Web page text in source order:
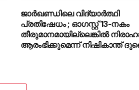
ജാർഖണ്ഡിലെ വിദ്യാർത്ഥി
പ്രതിഷേധം ; ഓഗസ്റ്റ് 13-നകം
തീരുമാനമായില്ലെങ്കിൽ
ആരംഭിക്കുമെന്ന് നിഷികാന്ത്